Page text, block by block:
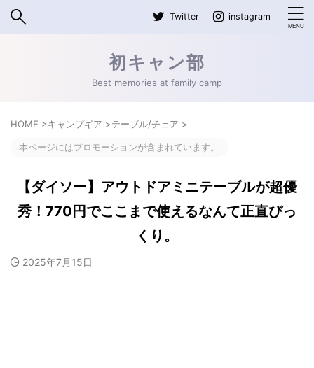
Twitter instagram
初キャン部
Best memories at family camp
HOME >キャンプギア >テーブル/チェア >
本ページにはプロモーションが含まれています。
【ダイソー】アウトドアミニテーブルが超優
秀！770円でここまで使えるなんて正直びっ
くり。
2025年7月15日